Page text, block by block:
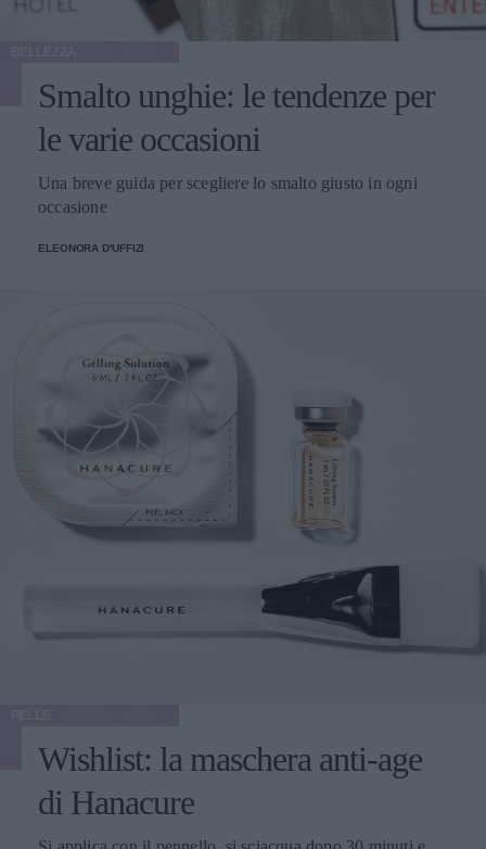
Smalto unghie: le tendenze per
le varie occasioni
Una breve guida per scegliere lo smalto giusto in ogni
occasione
ELEONORA D'UFFIZI
Wishlist: la maschera anti-age
di Hanacure